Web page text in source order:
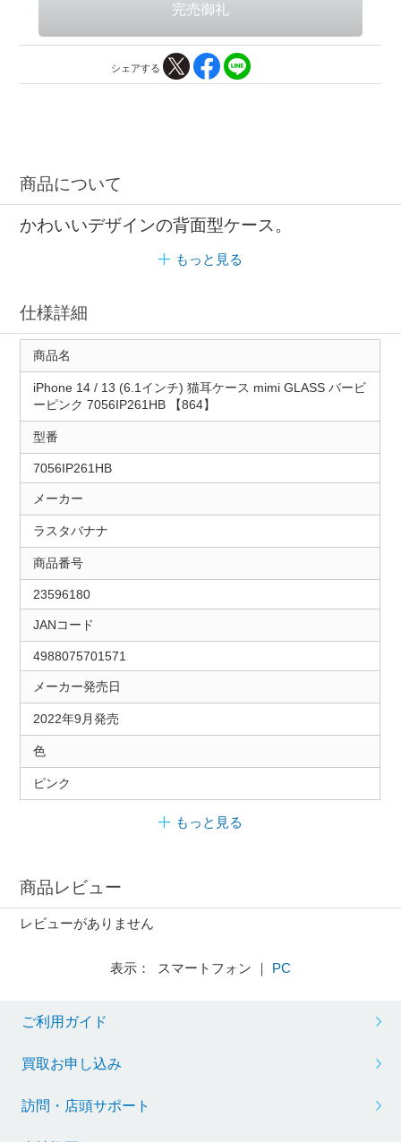
シェアする
商品について
かわいいデザインの背面型ケース。
もっと見る
仕様詳細
商品名
iPhone 14 / 13 (6.1インチ) 猫耳ケース mimi GLASS バービ
ーピンク 7056IP261HB 【864】
型番
7056IP261HB
メーカー
ラスタバナナ
商品番号
23596180
JANコード
4988075701571
メーカー発売日
2022年9月発売
色
ピンク
もっと見る
商品レビュー
レビューがありません
表示： スマートフォン ｜ PC
ご利用ガイド
買取お申し込み
訪問・店頭サポート